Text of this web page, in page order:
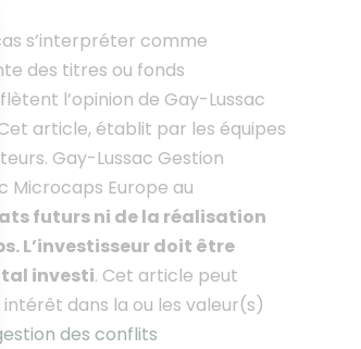
s’interpréter comme
des titres ou fonds
l’opinion de Gay-Lussac
article, établit par les équipes
Gay-Lussac Gestion
Microcaps Europe au
futurs ni de la réalisation
L’investisseur doit être
investi. Cet article peut
dans la ou les valeur(s)
des conflits